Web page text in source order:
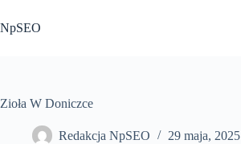
do
treści
NpSEO
Zioła W Doniczce
Redakcja NpSEO
29 maja, 2025